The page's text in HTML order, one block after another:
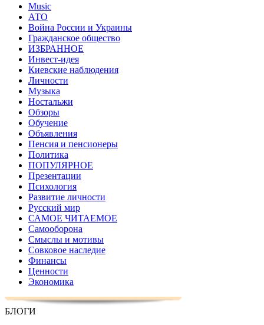
Music
АТО
Война России и Украины
Гражданское общество
ИЗБРАННОЕ
Инвест-идея
Киевские наблюдения
Личности
Музыка
Ностальжи
Обзоры
Обучение
Объявления
Пенсия и пенсионеры
Политика
ПОПУЛЯРНОЕ
Презентации
Психология
Развитие личности
Русский мир
САМОЕ ЧИТАЕМОЕ
Самооборона
Смыслы и мотивы
Совковое наследие
Финансы
Ценности
Экономика
БЛОГИ